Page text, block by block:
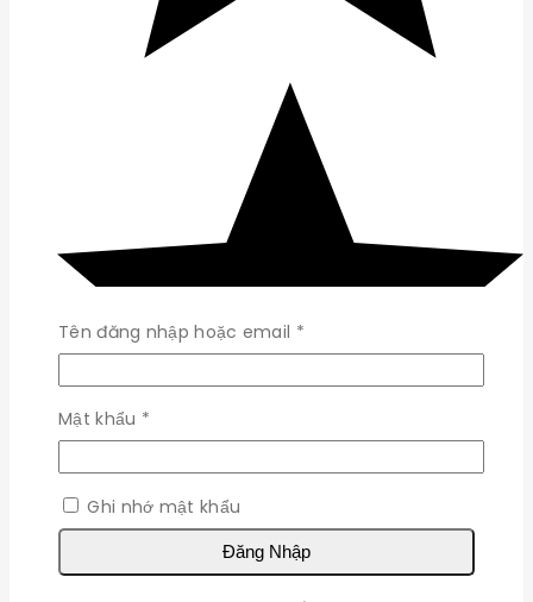
Tên đăng nhập hoặc email *Bắt
buộc
Mật khẩu *
buộc
Ghi nhớ mật khẩu
Đăng Nhập